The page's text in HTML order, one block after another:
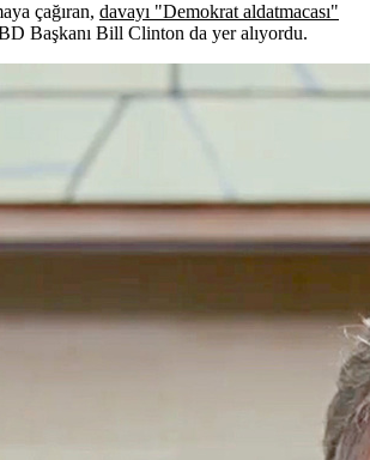
çağıran, davayı "Demokrat aldatmacası"
Başkanı Bill Clinton da yer alıyordu.